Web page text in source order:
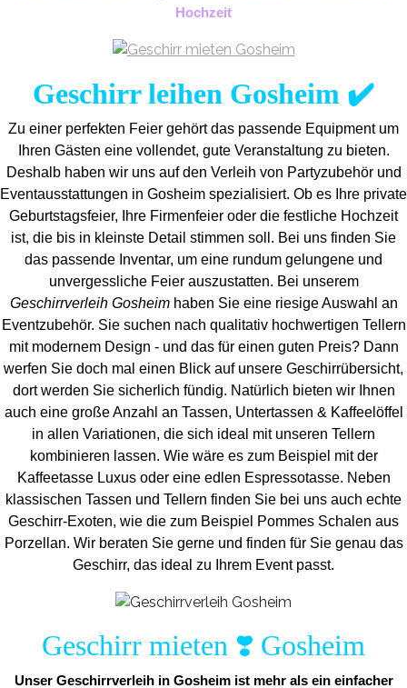
Hochzeit
Geschirr leihen Gosheim ✔️
Zu einer perfekten Feier gehört das passende Equipment um
Ihren Gästen eine vollendet, gute Veranstaltung zu bieten.
Deshalb haben wir uns auf den Verleih von Partyzubehör und
Eventausstattungen in Gosheim spezialisiert. Ob es Ihre private
Geburtstagsfeier, Ihre Firmenfeier oder die festliche Hochzeit
ist, die bis in kleinste Detail stimmen soll. Bei uns finden Sie
das passende Inventar, um eine rundum gelungene und
unvergessliche Feier auszustatten. Bei unserem
Geschirrverleih Gosheimhaben Sie eine riesige Auswahl an
Eventzubehör. Sie suchen nach qualitativ hochwertigen Tellern
mit modernem Design - und das für einen guten Preis? Dann
werfen Sie doch mal einen Blick auf unsere Geschirrübersicht,
dort werden Sie sicherlich fündig. Natürlich bieten wir Ihnen
auch eine große Anzahl an Tassen, Untertassen & Kaffeelöffel
in allen Variationen, die sich ideal mit unseren Tellern
kombinieren lassen. Wie wäre es zum Beispiel mit der
Kaffeetasse Luxus oder eine edlen Espressotasse. Neben
klassischen Tassen und Tellern finden Sie bei uns auch echte
Geschirr-Exoten, wie die zum Beispiel Pommes Schalen aus
Porzellan. Wir beraten Sie gerne und finden für Sie genau das
Geschirr, das ideal zu Ihrem Event passt.
Geschirr mieten ❣️ Gosheim
Unser Geschirrverleih in Gosheim ist mehr als ein einfacher